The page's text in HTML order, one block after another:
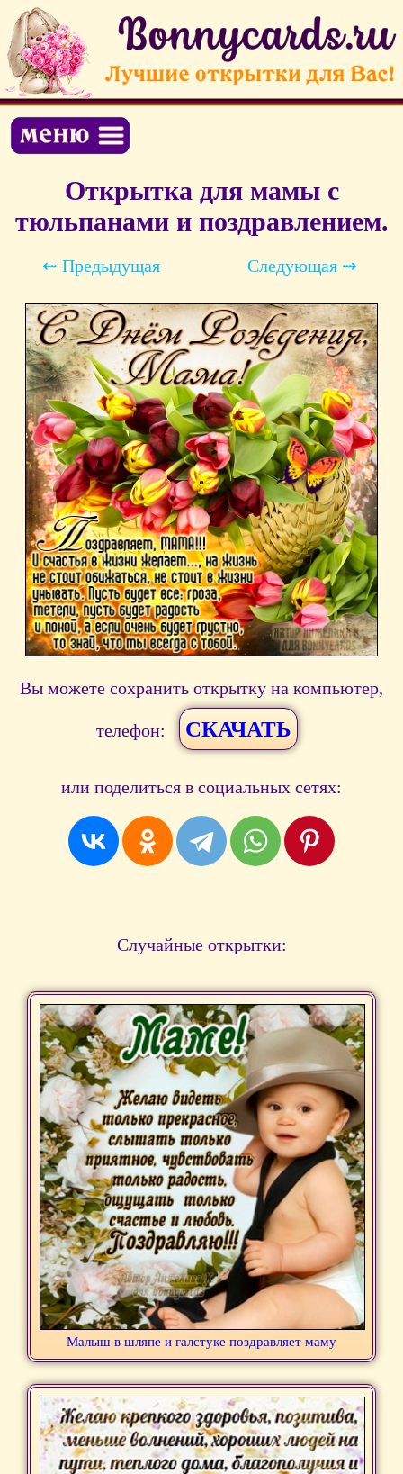
Открытка для мамы с
тюльпанами и поздравлением.
⇜ Предыдущая Следующая ⇝
Вы можете сохранить открытку на компьютер,
телефон: СКАЧАТЬ
или поделиться в социальных сетях:
Случайные открытки:
Малыш в шляпе и галстуке поздравляет маму